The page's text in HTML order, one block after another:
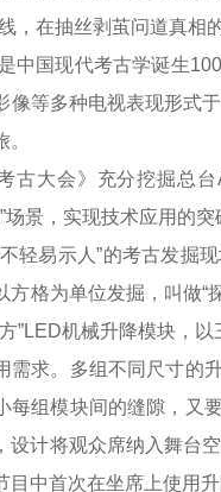
，在抽丝剥茧问道真相
国现代考古学诞生100
像等多种电视表现形式
大会》充分挖掘总台
场景，实现技术应用的突
易示人”的考古发掘现
方格为单位发掘，叫做“
”LED机械升降模块，
需求。多组不同尺寸的
每组模块间的缝隙，又
设计将观众席纳入舞台
目中首次在坐席上使用升